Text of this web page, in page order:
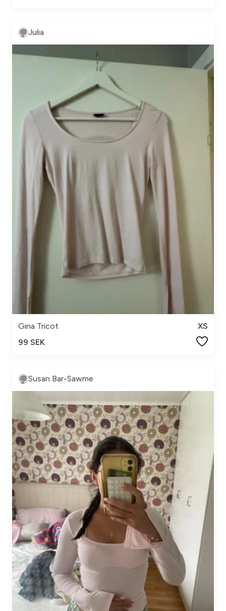
Julia
Gina Tricot
XS
99 SEK
Susan Bar-Sawme